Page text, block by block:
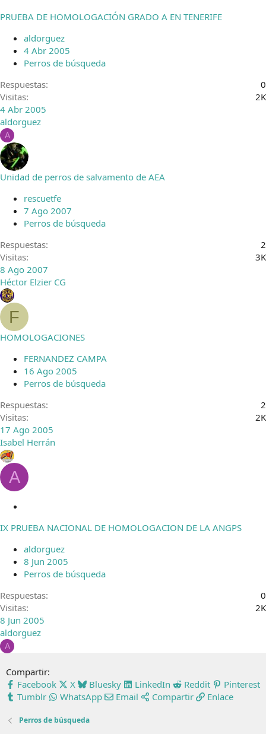
r
a
d
o
PRUEBA DE HOMOLOGACIÓN GRADO A EN TENERIFE
aldorguez
4 Abr 2005
Perros de búsqueda
Respuestas
0
Visitas
2K
4 Abr 2005
aldorguez
A
Unidad de perros de salvamento de AEA
rescuetfe
7 Ago 2007
Perros de búsqueda
Respuestas
2
Visitas
3K
8 Ago 2007
Héctor Elzier CG
F
HOMOLOGACIONES
FERNANDEZ CAMPA
16 Ago 2005
Perros de búsqueda
Respuestas
2
Visitas
2K
17 Ago 2005
Isabel Herrán
A
r
a
d
o
IX PRUEBA NACIONAL DE HOMOLOGACION DE LA ANGPS
aldorguez
8 Jun 2005
Perros de búsqueda
Respuestas
0
Visitas
2K
8 Jun 2005
aldorguez
A
Compartir:
Facebook
X Bluesky LinkedIn Reddit
Pinterest
Tumblr
WhatsApp Email Compartir Enlace
Perros de búsqueda